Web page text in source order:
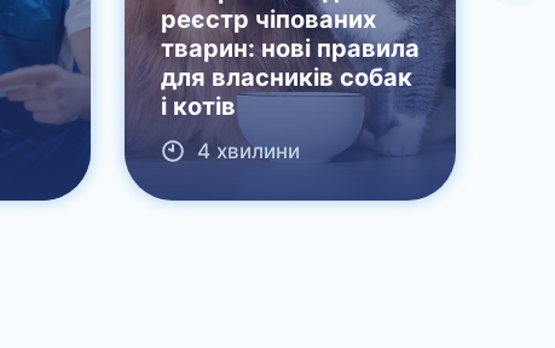
реєстр чіпованих
тварин: нові правила
для власників собак
і котів
4 хвилини